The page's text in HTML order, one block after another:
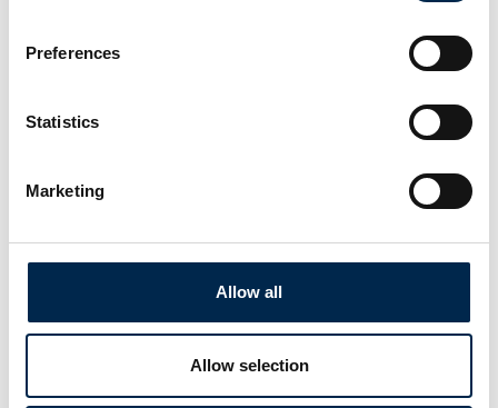
Preferences
Statistics
Marketing
Allow all
Allow selection
Black